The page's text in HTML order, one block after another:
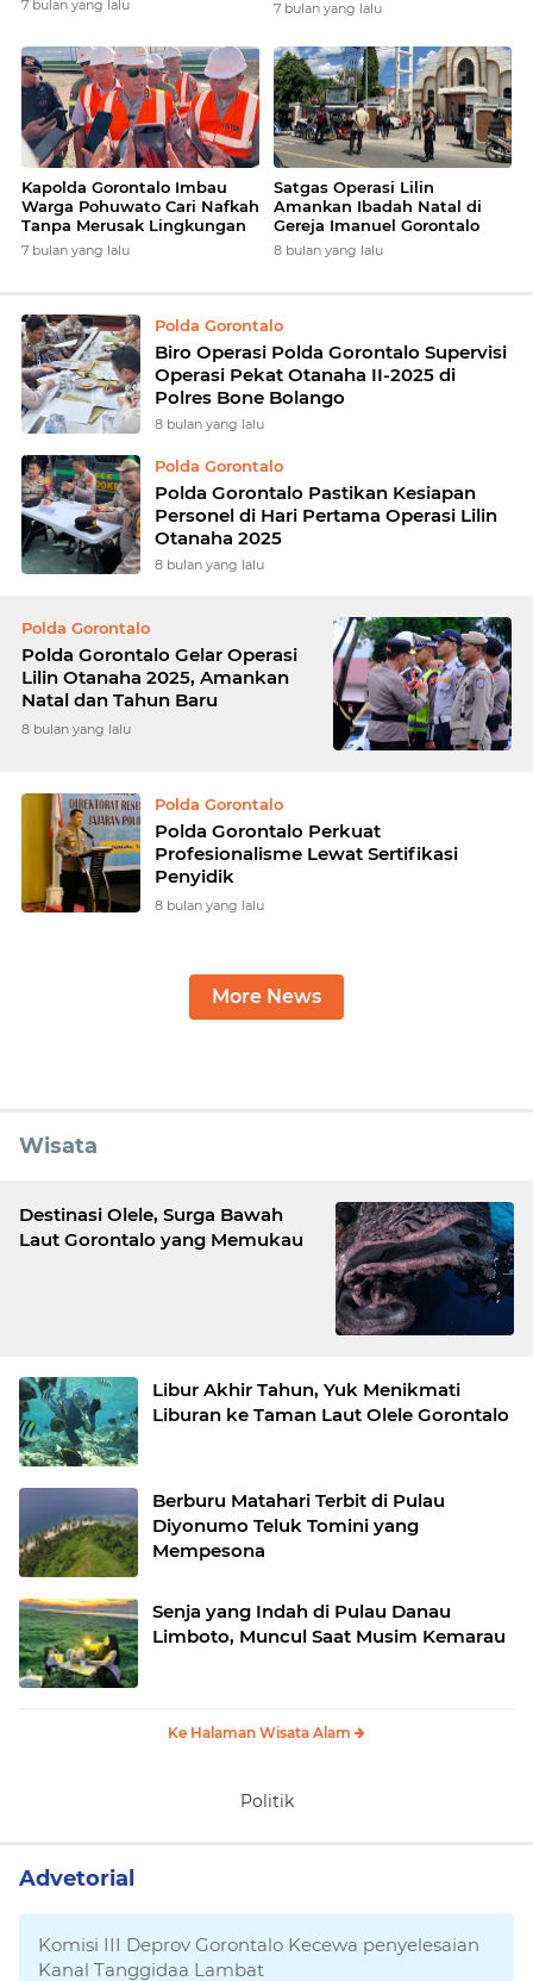
7 bulan yang lalu 7 bulan yang lalu
Kapolda Gorontalo Imbau
Warga Pohuwato Cari Nafkah
Tanpa Merusak Lingkungan
7 bulan yang lalu
Satgas Operasi Lilin
Amankan Ibadah Natal di
Gereja Imanuel Gorontalo
8 bulan yang lalu
Polda Gorontalo
Biro Operasi Polda Gorontalo Supervisi
Operasi Pekat Otanaha II-2025 di
Polres Bone Bolango
8 bulan yang lalu
Polda Gorontalo
Polda Gorontalo Pastikan Kesiapan
Personel di Hari Pertama Operasi Lilin
Otanaha 2025
8 bulan yang lalu
Polda Gorontalo
Polda Gorontalo Gelar Operasi
Lilin Otanaha 2025, Amankan
Natal dan Tahun Baru
8 bulan yang lalu
Polda Gorontalo
Polda Gorontalo Perkuat
Profesionalisme Lewat Sertifikasi
Penyidik
8 bulan yang lalu
More News
Wisata
Destinasi Olele, Surga Bawah
Laut Gorontalo yang Memukau
Libur Akhir Tahun, Yuk Menikmati
Liburan ke Taman Laut Olele Gorontalo
Berburu Matahari Terbit di Pulau
Diyonumo Teluk Tomini yang
Mempesona
Senja yang Indah di Pulau Danau
Limboto, Muncul Saat Musim Kemarau
Ke Halaman Wisata Alam
Politik
Advetorial
Komisi III Deprov Gorontalo Kecewa penyelesaian
Kanal Tanggidaa Lambat